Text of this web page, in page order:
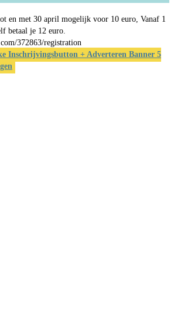
en met 30 april mogelijk voor 10 euro, Vanaf 1
betaal je 12 euro.
372863/registration
Inschrijvingsbutton + Adverteren Banner 5